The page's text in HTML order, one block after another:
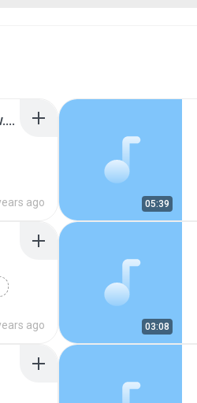
Kejam- www.hendrygeorge.com <> www.adaoi.com
ago 05:39
ago 03:08